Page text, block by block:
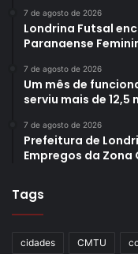
7 de agosto de 2026
Londrina Futsal
Paranaense
7 de agosto de 2026
Um mês de
serviu mais de 12,5
7 de agosto de 2026
Prefeitura de
Empregos da Zona
Tags
cidades CMTU